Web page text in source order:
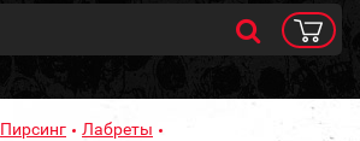
Пирсинг
Лабреты